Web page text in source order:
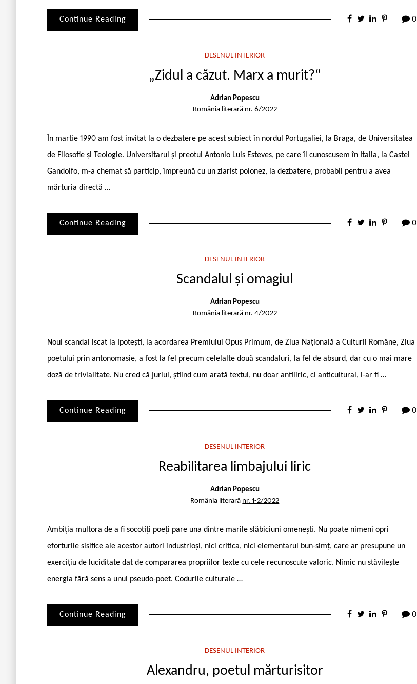
Continue Reading 0
DESENUL INTERIOR
„Zidul a căzut. Marx a murit?“
Adrian Popescu
România literară nr. 6/2022
În martie 1990 am fost invitat la o dezbatere pe acest subiect în nordul Portugaliei, la Braga, de Universitatea
de Filosofie și Teologie. Universitarul și preotul Antonio Luis Esteves, pe care îl cunoscusem în Italia, la Castel
Gandolfo, m-a chemat să particip, împreună cu un ziarist polonez, la dezbatere, probabil pentru a avea
mărturia directă …
Continue Reading 0
DESENUL INTERIOR
Scandalul și omagiul
Adrian Popescu
România literară nr. 4/2022
Noul scandal iscat la Ipotești, la acordarea Premiului Opus Primum, de Ziua Națională a Culturii Române, Ziua
poetului prin antonomasie, a fost la fel precum celelalte două scandaluri, la fel de absurd, dar cu o mai mare
doză de trivialitate. Nu cred că juriul, știind cum arată textul, nu doar antiliric, ci anticultural, i-ar fi …
Continue Reading 0
DESENUL INTERIOR
Reabilitarea limbajului liric
Adrian Popescu
România literară nr. 1-2/2022
Ambiția multora de a fi socotiți poeți pare una dintre marile slăbiciuni omenești. Nu poate nimeni opri
eforturile sisifice ale acestor autori industrioși, nici critica, nici elementarul bun-simț, care ar presupune un
exercițiu de luciditate dat de compararea propriilor texte cu cele recunoscute valoric. Nimic nu stăvilește
energia fără sens a unui pseudo-poet. Codurile culturale …
Continue Reading 0
DESENUL INTERIOR
Alexandru, poetul mărturisitor